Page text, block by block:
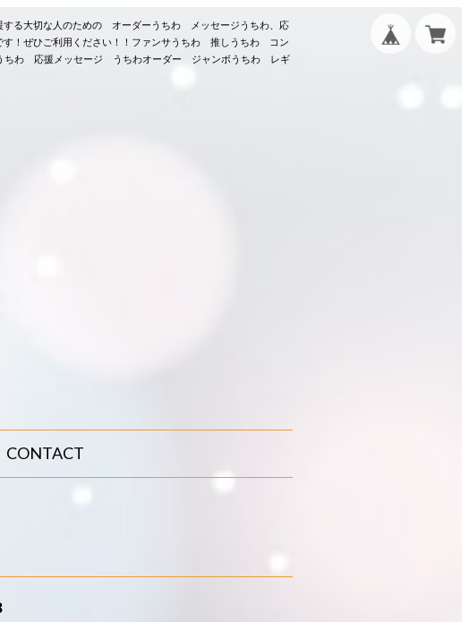
る大切な人のための オーダーうちわ メッセージうちわ、応
！ぜひご利用ください！！ファンサうちわ 推しうちわ コン
ちわ 応援メッセージ うちわオーダー ジャンボうちわ レギ
CONTACT